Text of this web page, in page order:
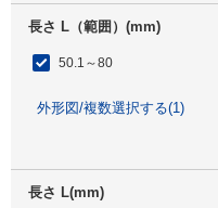
長さ L（範囲）(mm)
50.1～80
外形図/複数選択する(1)
長さ L(mm)